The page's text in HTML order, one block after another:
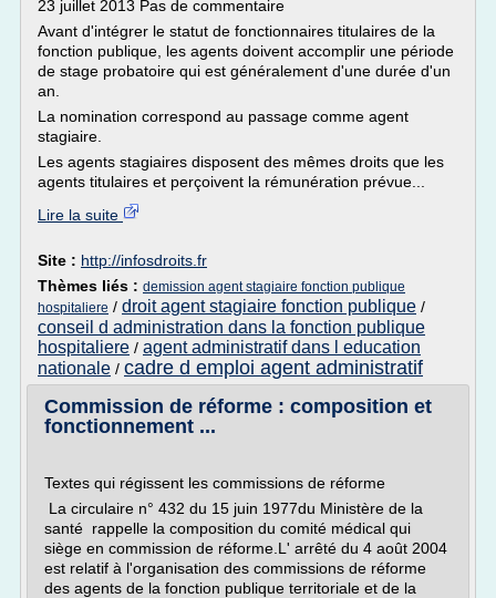
23 juillet 2013 Pas de commentaire
Avant d'intégrer le statut de fonctionnaires titulaires de la
fonction publique, les agents doivent accomplir une période
de stage probatoire qui est généralement d'une durée d'un
an.
La nomination correspond au passage comme agent
stagiaire.
Les agents stagiaires disposent des mêmes droits que les
agents titulaires et perçoivent la rémunération prévue...
Lire la suite
Site : http://infosdroits.fr
Thèmes liés : demission agent stagiaire fonction publique
hospitaliere / droit agent stagiaire fonction publique /
conseil d administration dans la fonction publique
hospitaliere / agent administratif dans l education
nationale / cadre d emploi agent administratif
Commission de réforme : composition et
fonctionnement ...
Textes qui régissent les commissions de réforme
La circulaire n° 432 du 15 juin 1977du Ministère de la
santé rappelle la composition du comité médical qui
siège en commission de réforme.L' arrêté du 4 août 2004
est relatif à l'organisation des commissions de réforme
des agents de la fonction publique territoriale et de la